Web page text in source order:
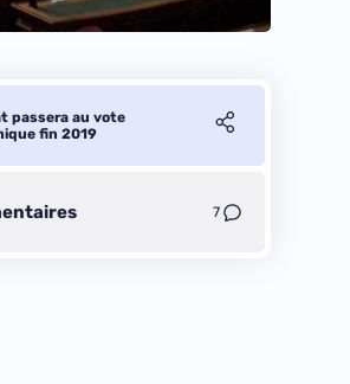
passera au vote
fin 2019
7